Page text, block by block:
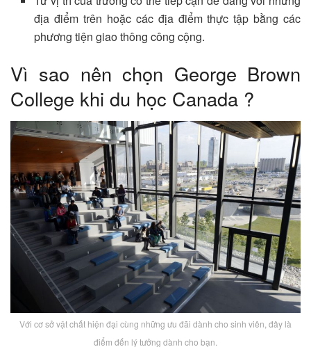
địa điểm trên hoặc các địa điểm thực tập bằng các
phương tiện giao thông công cộng.
Vì sao nên chọn George Brown
College khi du học Canada ?
Với cơ sở vật chất hiện đại cùng những ưu đãi dành cho sinh viên, đây là
điểm đến lý tưởng dành cho bạn.